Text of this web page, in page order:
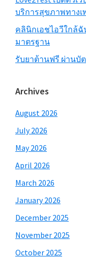
บริการสุขภาพทางเ
คลินิกเอชไอวีใกล้ฉั
มาตรฐาน
รับยาต้านฟรี ผ่านบั
Archives
August 2026
July 2026
May 2026
April 2026
March 2026
January 2026
December 2025
November 2025
October 2025